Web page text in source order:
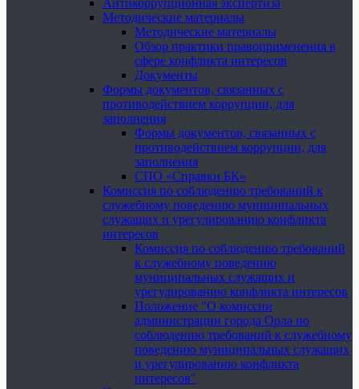
Антикоррупционная экспертиза
Методические материалы
Методические материалы
Обзор практики правоприменения в
сфере конфликта интересов
Документы
Формы документов, связанных с
противодействием коррупции, для
заполнения
Формы документов, связанных с
противодействием коррупции, для
заполнения
СПО «Справки БК»
Комиссия по соблюдению требований к
служебному поведению муниципальных
служащих и урегулированию конфликта
интересов
Комиссия по соблюдению требований
к служебному поведению
муниципальных служащих и
урегулированию конфликта интересов
Положение "О комиссии
администрации города Орла по
соблюдению требований к служебному
поведению муниципальных служащих
и урегулированию конфликта
интересов"